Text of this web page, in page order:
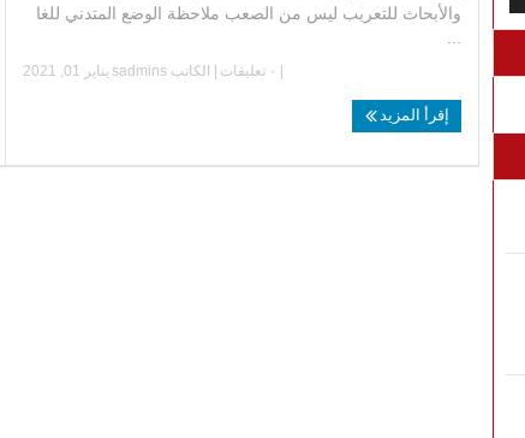
والأبحاث للتعريب ليس من الصعب ملاحظة الوضع المتدني للغا
يناير 01, 2021 | الكاتب sadmins |
إقرأ المزيد